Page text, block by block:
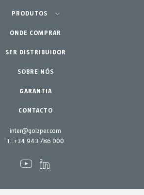
inter@goizper.com
T.:+34 943 786 000
Agricultura - Horta
Jardinagem Profissional
Lar - Jardim
PRODUTOS
Equipamentos
Acessórios
Peças de reposição
Kits de manutenção
ONDE COMPRAR
SER DISTRIBUIDOR
SOBRE NÓS
GARANTIA
CONTACTO